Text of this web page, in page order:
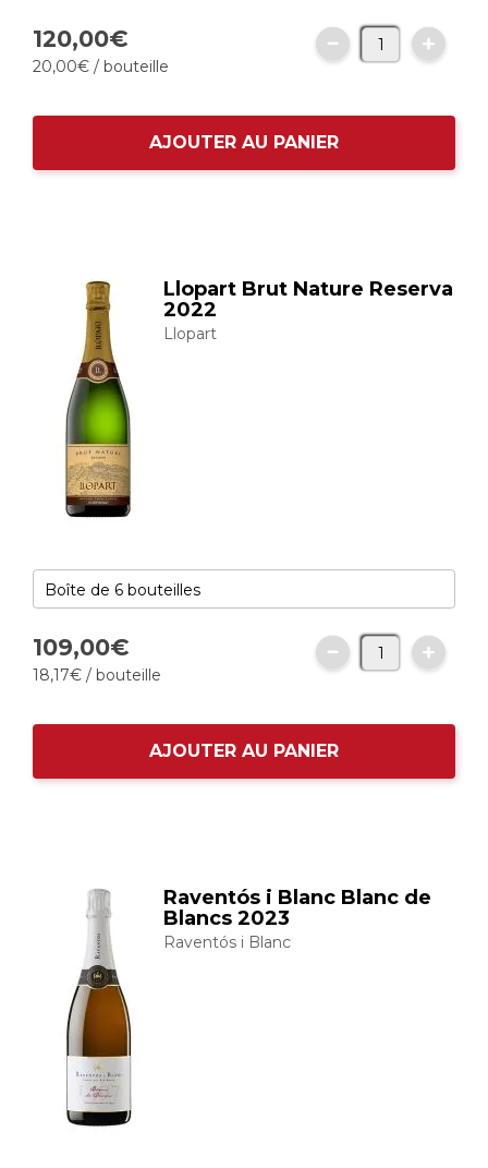
120,00€
20,00€ / bouteille
AJOUTER AU PANIER
Llopart Brut Nature Reserva
2022
Llopart
109,00€
18,17€ / bouteille
AJOUTER AU PANIER
Raventós i Blanc Blanc de
Blancs 2023
Raventós i Blanc